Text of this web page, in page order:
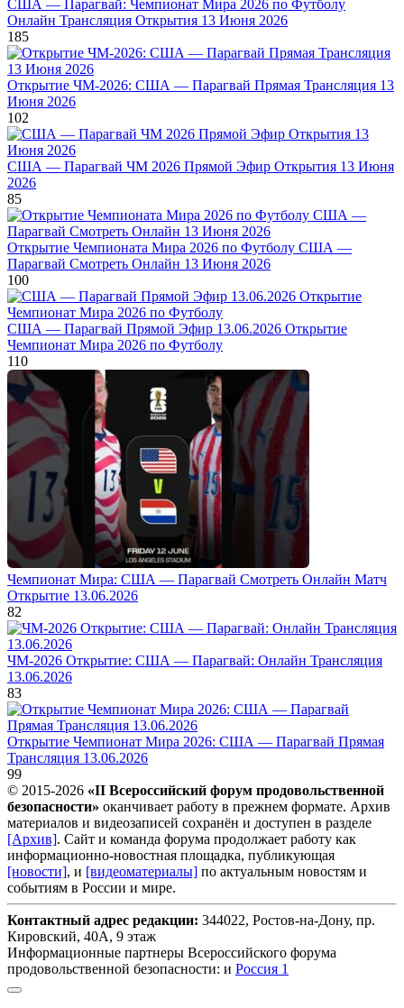
США — Парагвай: Чемпионат Мира 2026 по Футболу
Онлайн Трансляция Открытия 13 Июня 2026
185
Открытие ЧМ-2026: США — Парагвай Прямая Трансляция 13
Июня 2026
102
США — Парагвай ЧМ 2026 Прямой Эфир Открытия 13 Июня
2026
85
Открытие Чемпионата Мира 2026 по Футболу США —
Парагвай Смотреть Онлайн 13 Июня 2026
100
США — Парагвай Прямой Эфир 13.06.2026 Открытие
Чемпионат Мира 2026 по Футболу
110
Чемпионат Мира: США — Парагвай Смотреть Онлайн Матч
Открытие 13.06.2026
82
ЧМ-2026 Открытие: США — Парагвай: Онлайн Трансляция
13.06.2026
83
Открытие Чемпионат Мира 2026: США — Парагвай Прямая
Трансляция 13.06.2026
99
© 2015-2026 «II Всероссийский форум продовольственной
безопасности» оканчивает работу в прежнем формате. Архив
материалов и видеозаписей сохранён и доступен в разделе
[Архив]. Сайт и команда форума продолжает работу как
информационно-новостная площадка, публикующая
[новости], и [видеоматериалы] по актуальным новостям и
событиям в России и мире.
Контактный адрес редакции: 344022, Ростов-на-Дону, пр.
Кировский, 40А, 9 этаж
Информационные партнеры Всероссийского форума
продовольственной безопасности: и Россия 1